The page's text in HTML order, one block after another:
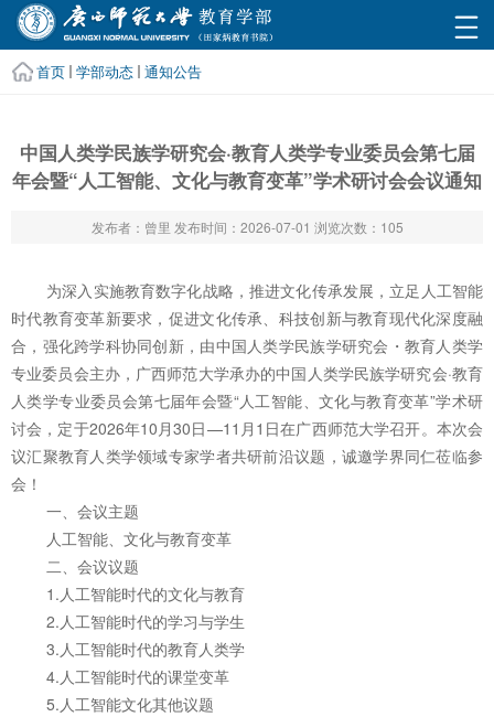
首页 学部动态 通知公告
中国人类学民族学研究会·教育人类学专业委员会第七届
年会暨“人工智能、文化与教育变革”学术研讨会会议通知
发布者：曾里 发布时间：2026-07-01 浏览次数： 105
为深入实施教育数字化战略，推进文化传承发展，立足人工智能
时代教育变革新要求，促进文化传承、科技创新与教育现代化深度融
合，强化跨学科协同创新，由中国人类学民族学研究会・教育人类学
专业委员会主办，广西师范大学承办的中国人类学民族学研究会·教育
人类学专业委员会第七届年会暨“人工智能、文化与教育变革”学术研
讨会，定于2026年10月30日—11月1日在广西师范大学召开。本次会
议汇聚教育人类学领域专家学者共研前沿议题，诚邀学界同仁莅临参
会！
一、会议主题
人工智能、文化与教育变革
二、会议议题
1.人工智能时代的文化与教育
2.人工智能时代的学习与学生
3.人工智能时代的教育人类学
4.人工智能时代的课堂变革
5.人工智能文化其他议题